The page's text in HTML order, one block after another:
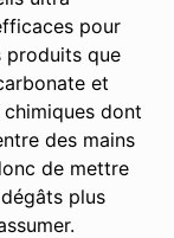
pour
produits que
et
chimiques dont
des mains
de mettre
plus